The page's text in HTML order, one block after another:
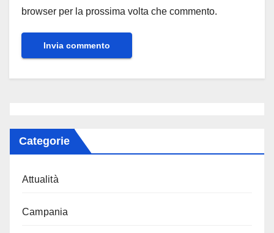
browser per la prossima volta che commento.
Categorie
Attualità
Campania